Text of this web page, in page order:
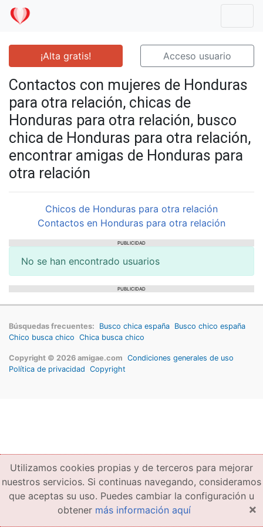
¡Alta gratis! Acceso usuario
Contactos con mujeres de Honduras
para otra relación, chicas de
Honduras para otra relación, busco
chica de Honduras para otra relación,
encontrar amigas de Honduras para
otra relación
Chicos de Honduras para otra relación
Contactos en Honduras para otra relación
PUBLICIDAD
No se han encontrado usuarios
PUBLICIDAD
Búsquedas frecuentes: Busco chica españa Busco chico españa
Chico busca chico Chica busca chico
Copyright © 2026 amigae.com Condiciones generales de uso
Política de privacidad Copyright
Utilizamos cookies propias y de terceros para mejorar
nuestros servicios. Si continuas navegando, consideramos
que aceptas su uso. Puedes cambiar la configuración u
obtener más información aquí ×